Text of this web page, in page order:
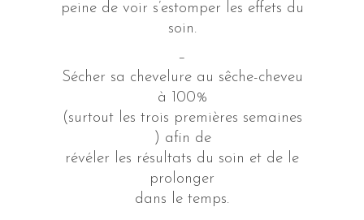
peine de voir s’estomper les effets du
soin.
–
Sécher sa chevelure au sêche-cheveu
à 100%
(surtout les trois premières semaines
) afin de
révéler les résultats du soin et de le
prolonger
dans le temps.